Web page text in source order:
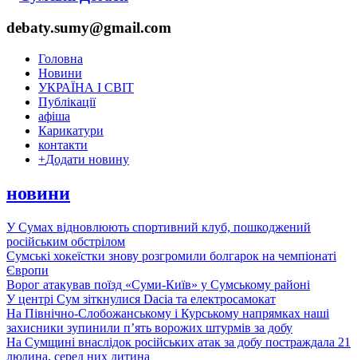
debaty.sumy@gmail.com
Головна
Новини
УКРАЇНА І СВІТ
Публікації
афіша
Карикатури
контакти
+Додати новину
новини
У Сумах відновлюють спортивний клуб, пошкоджений
російським обстрілом
Сумські хокеїстки знову розгромили болгарок на чемпіонаті
Європи
Ворог атакував поїзд «Суми-Київ» у Сумському районі
У центрі Сум зіткнулися Dacia та електросамокат
На Північно-Слобожанському і Курському напрямках наші
захисники зупинили п’ять ворожих штурмів за добу
На Сумщині внаслідок російських атак за добу постраждала 21
людина, серед них дитина